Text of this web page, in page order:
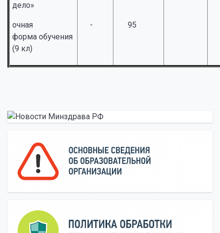
дело»
очная
форма обучения
(9 кл)
- 95